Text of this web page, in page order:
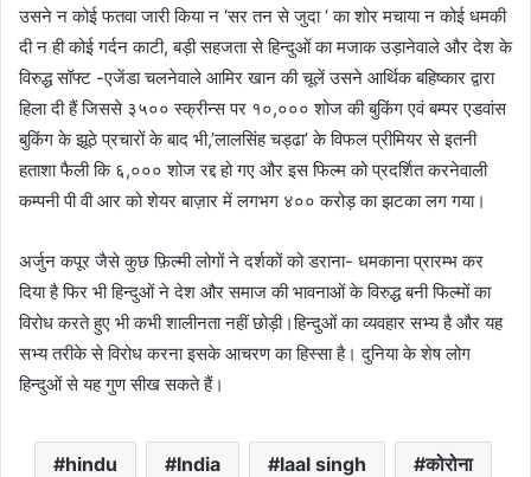
उसने न कोई फतवा जारी किया न ‘सर तन से जुदा ‘ का शोर मचाया न कोई धमकी
दी न ही कोई गर्दन काटी, बड़ी सहजता से हिन्दुओं का मजाक उड़ानेवाले और देश के
विरुद्ध सॉफ्ट -एजेंडा चलनेवाले आमिर खान की चूलें उसने आर्थिक बहिष्कार द्वारा
हिला दी हैं जिससे ३५०० स्क्रीन्स पर १०,००० शोज की बुकिंग एवं बम्पर एडवांस
बुकिंग के झूठे प्रचारों के बाद भी,’लालसिंह चड्ढा’ के विफल प्रीमियर से इतनी
हताशा फैली कि ६,००० शोज रद्द हो गए और इस फिल्म को प्रदर्शित करनेवाली
कम्पनी पी वी आर को शेयर बाज़ार में लगभग ४०० करोड़ का झटका लग गया।
अर्जुन कपूर जैसे कुछ फ़िल्मी लोगों ने दर्शकों को डराना- धमकाना प्रारम्भ कर
दिया है फिर भी हिन्दुओं ने देश और समाज की भावनाओं के विरुद्ध बनी फिल्मों का
विरोध करते हुए भी कभी शालीनता नहीं छोड़ी।हिन्दुओं का व्यवहार सभ्य है और यह
सभ्य तरीके से विरोध करना इसके आचरण का हिस्सा है। दुनिया के शेष लोग
हिन्दुओं से यह गुण सीख सकते हैं।
hindu India laal singh कोरोना